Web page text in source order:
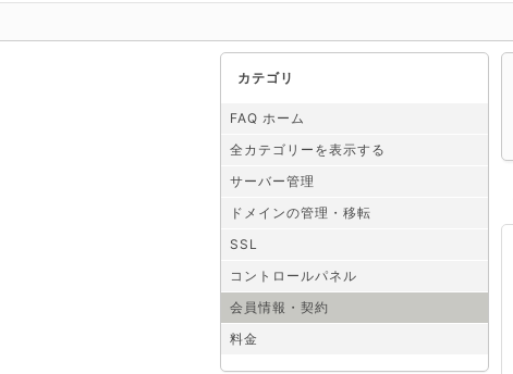
カテゴリ
FAQ ホーム
全カテゴリーを表示する
サーバー管理
ドメインの管理・移転
SSL
コントロールパネル
会員情報・契約
料金